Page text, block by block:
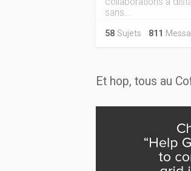
sans...
58 Sujets 811
Et hop, tous au